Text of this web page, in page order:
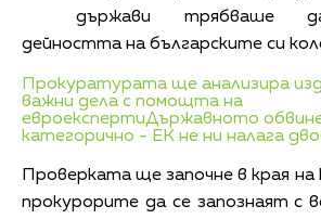
държави трябваше
дейността на българските си
Прокуратурата ще анализира
важни дела с помощта на
евроекспертиДържавното
категорично - ЕК не ни налага
Проверката ще започне в края
прокурорите да се запознаят с